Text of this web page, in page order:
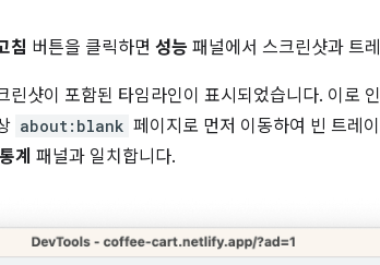
침 버튼을 클릭하면 성능 패널에서 스크린샷과 트
린샷이 포함된 타임라인이 표시되었습니다. 이로
about:blank 페이지로 먼저 이동하여 빈 트레
계 패널과 일치합니다.